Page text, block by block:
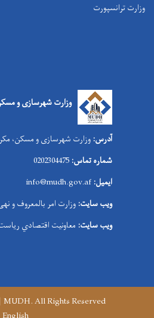
وزارت ترانسپورت
وزارت شهرسازی و
آدرس: وزارت شهرسازی و مسکن،
شماره تماس:
ایمیل: info@mudh.gov.af
ویب سایت: وزارت امر بالمعروف و
ویب سایت: معاونیت اقتصادي ریاست
MUDH. All Rights Reserved